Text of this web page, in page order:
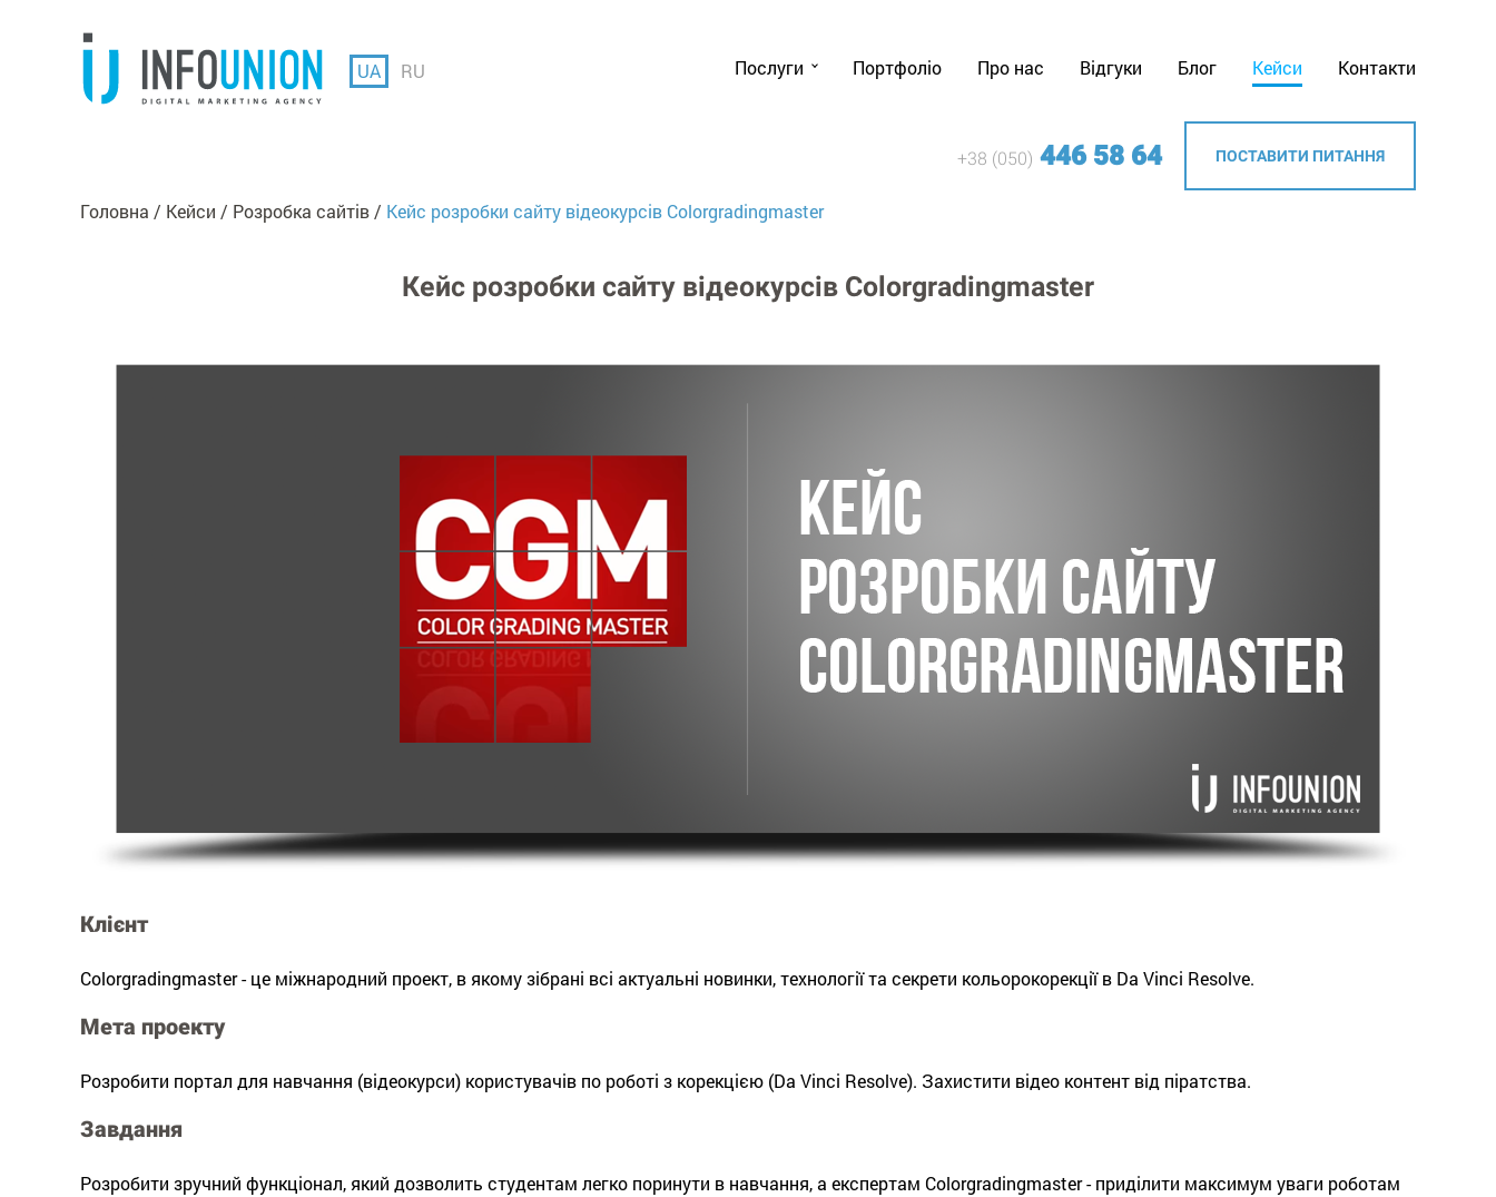
UA RU Послуги Портфоліо Про нас Відгуки Блог Кейси Контакти
+38 (050) 446 58 64 ПОСТАВИТИ ПИТАННЯ
Головна Кейси Розробка сайтiв Кейс розробки сайту відеокурсів Colorgradingmaster
Кейс розробки сайту відеокурсів Colorgradingmaster
Клієнт
Colorgradingmaster - це міжнародний проект, в якому зібрані всі актуальні новинки, технології та секрети кольорокорекції в Da Vinci Resolve.
Мета проекту
Розробити портал для навчання (відеокурси) користувачів по роботі з корекцією (Da Vinci Resolve). Захистити відео контент від піратства.
Завдання
Розробити зручний функціонал, який дозволить студентам легко поринути в навчання, а експертам Colorgradingmaster - приділити максимум уваги роботам